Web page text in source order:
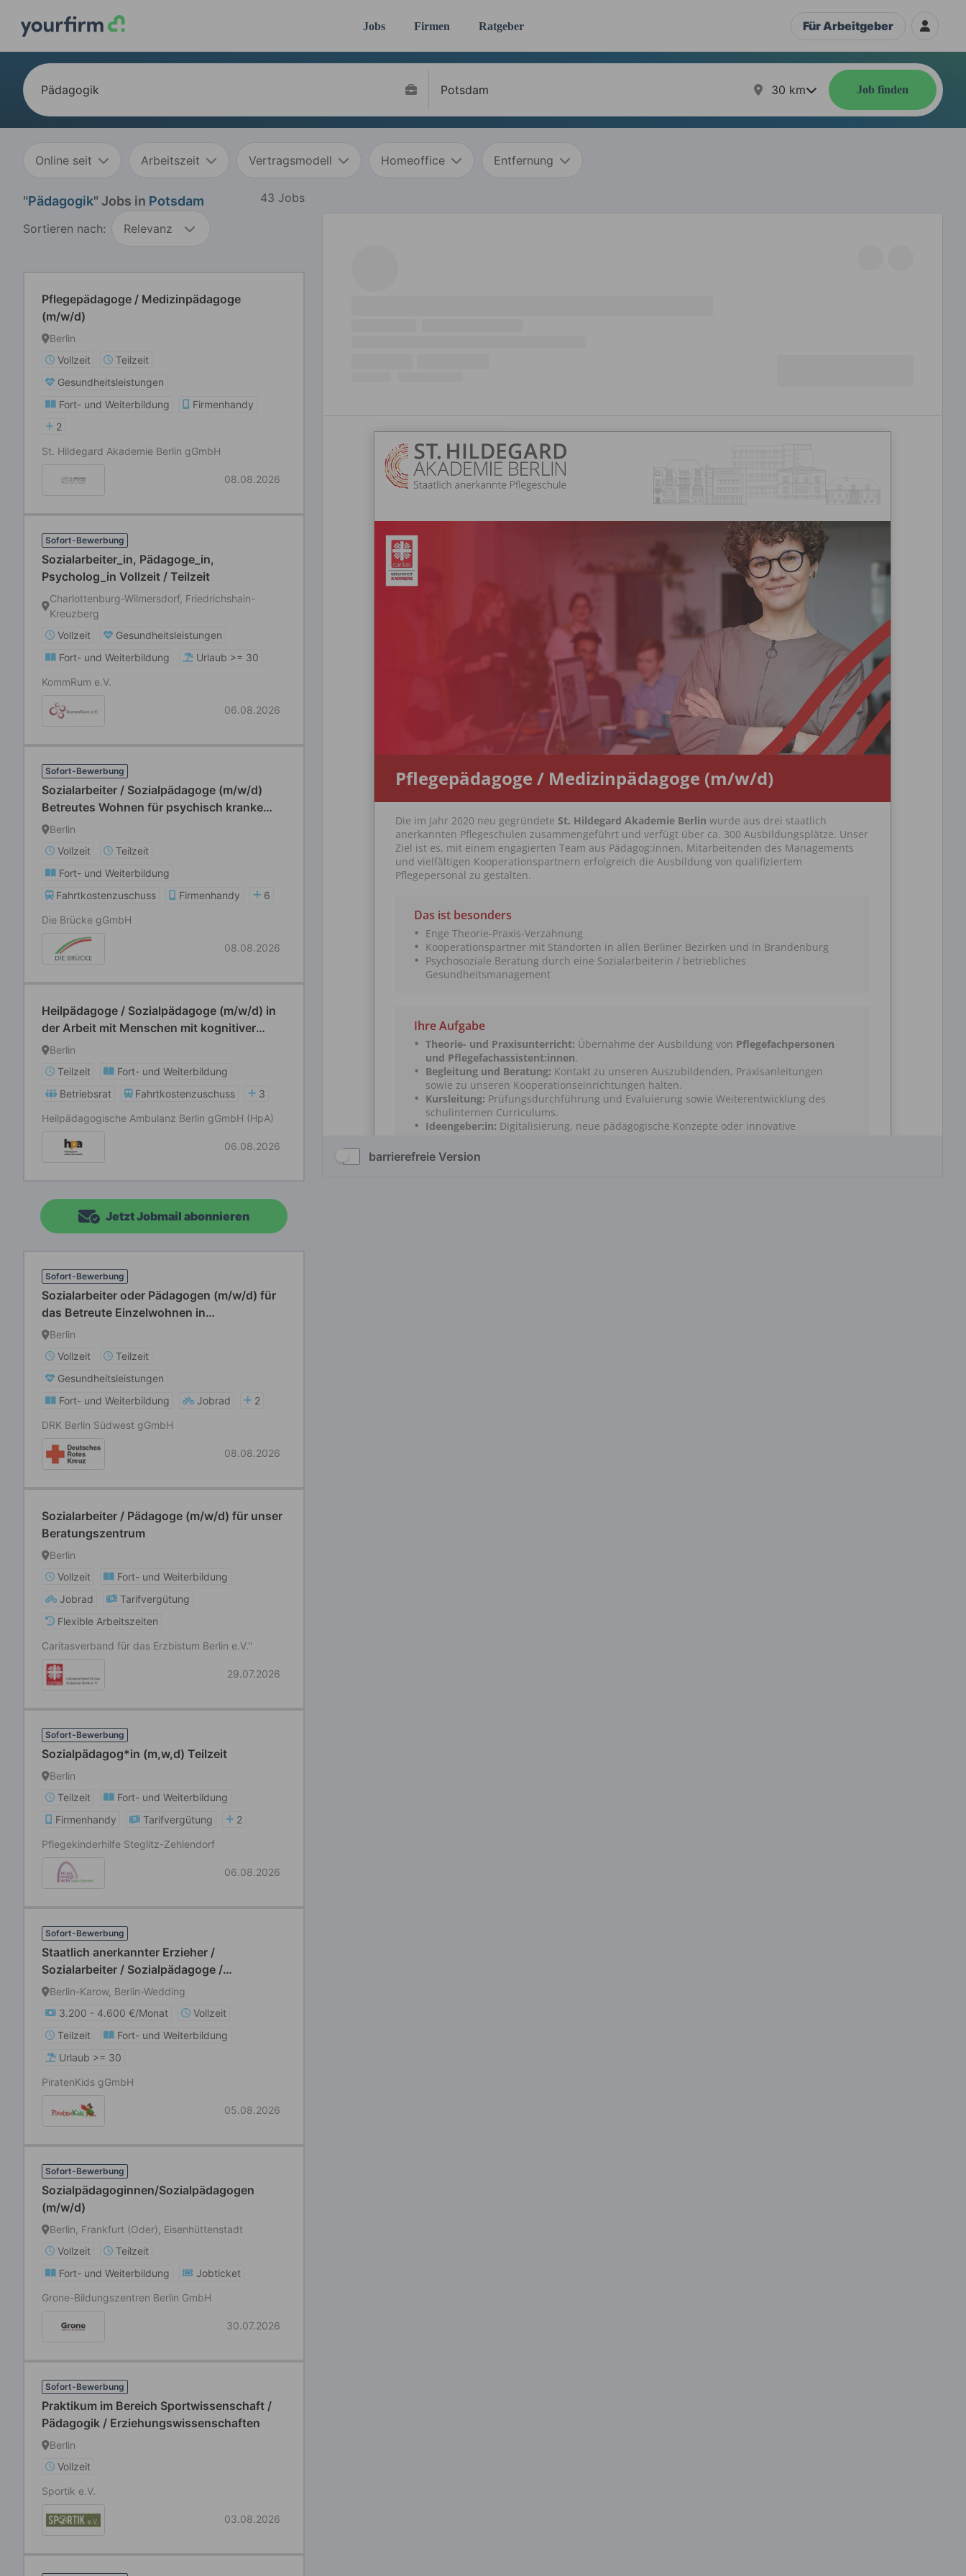
Jobs Firmen Ratgeber Für Arbeitgeber
30 km Job finden
Online seit Arbeitszeit Vertragsmodell Homeoffice Entfernung
"Pädagogik" Jobs in Potsdam 43 Jobs
Sortieren nach: Relevanz
Pflegepädagoge / Medizinpädagoge
(m/w/d)
Berlin
Vollzeit
Teilzeit
Gesundheitsleistungen
Fort- und Weiterbildung
Firmenhandy
2
St. Hildegard Akademie Berlin gGmbH
08.08.2026
Sofort-Bewerbung
Sozialarbeiter_in, Pädagoge_in,
Psycholog_in Vollzeit / Teilzeit
Charlottenburg-Wilmersdorf, Friedrichshain-
Kreuzberg
Vollzeit
Gesundheitsleistungen
Fort- und Weiterbildung
Urlaub >= 30
KommRum e.V.
06.08.2026
Sofort-Bewerbung
Sozialarbeiter / Sozialpädagoge (m/w/d)
Betreutes Wohnen für psychisch kranke
Erwachsene
Berlin
Vollzeit
Teilzeit
Fort- und Weiterbildung
Fahrtkostenzuschuss
Firmenhandy
6
Die Brücke gGmbH
08.08.2026
Heilpädagoge / Sozialpädagoge (m/w/d) in
der Arbeit mit Menschen mit kognitiver
Beeinträchtigung
Berlin
Teilzeit
Fort- und Weiterbildung
Betriebsrat
Fahrtkostenzuschuss
3
Heilpädagogische Ambulanz Berlin gGmbH (HpA)
06.08.2026
Jetzt Jobmail abonnieren
Sofort-Bewerbung
Sozialarbeiter oder Pädagogen (m/w/d) für
das Betreute Einzelwohnen in
Vollzeit/Teilzeit in Kreuzberg
Berlin
Vollzeit
Teilzeit
Gesundheitsleistungen
Fort- und Weiterbildung
Jobrad
2
DRK Berlin Südwest gGmbH
08.08.2026
Sozialarbeiter / Pädagoge (m/w/d) für unser
Beratungszentrum
Berlin
Vollzeit
Fort- und Weiterbildung
Jobrad
Tarifvergütung
Flexible Arbeitszeiten
Caritasverband für das Erzbistum Berlin e.V.''
29.07.2026
Sofort-Bewerbung
Sozialpädagog*in (m,w,d) Teilzeit
Berlin
Teilzeit
Fort- und Weiterbildung
Firmenhandy
Tarifvergütung
2
Pflegekinderhilfe Steglitz-Zehlendorf
06.08.2026
Sofort-Bewerbung
Staatlich anerkannter Erzieher /
Sozialarbeiter / Sozialpädagoge /
Heilpädagoge / Kindheitspädagoge /
Berlin-Karow, Berlin-Wedding
3.200 - 4.600 €/Monat
Vollzeit
Teilzeit
Fort- und Weiterbildung
Urlaub >= 30
PiratenKids gGmbH
05.08.2026
Sofort-Bewerbung
Sozialpädagoginnen/Sozialpädagogen
(m/w/d)
Berlin, Frankfurt (Oder), Eisenhüttenstadt
Vollzeit
Teilzeit
Fort- und Weiterbildung
Jobticket
Grone-Bildungszentren Berlin GmbH
30.07.2026
Sofort-Bewerbung
Praktikum im Bereich Sportwissenschaft /
Pädagogik / Erziehungswissenschaften
Berlin
Vollzeit
Sportik e.V.
03.08.2026
barrierefreie Version